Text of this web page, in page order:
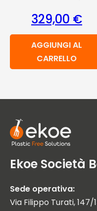
329,00 €
AGGIUNGI AL
CARRELLO
Ekoe Società
Sede operativa:
Via Filippo Turati, 147/